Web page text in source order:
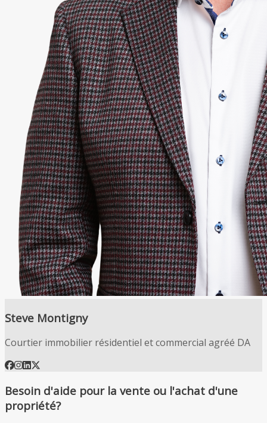
Steve Montigny
Courtier immobilier résidentiel et commercial agréé DA
Besoin d'aide pour la vente ou l'achat d'une
propriété?